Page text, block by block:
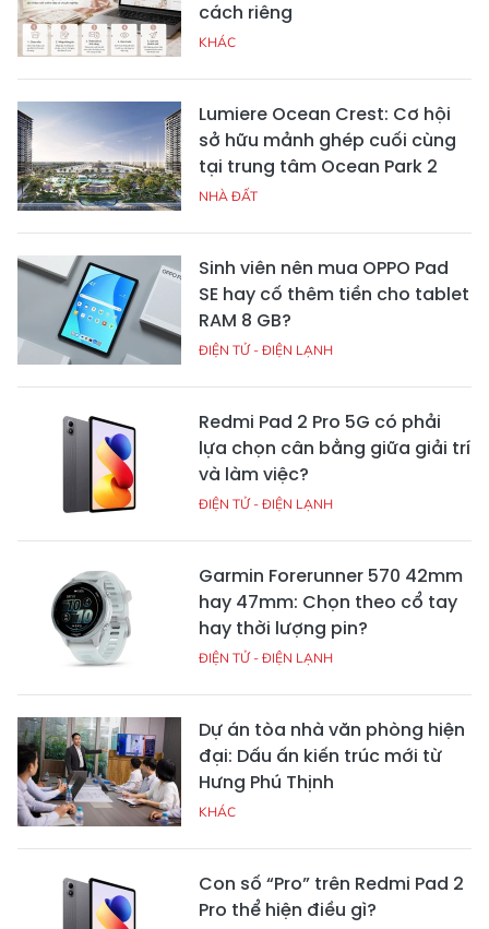
cách riêng
KHÁC
Lumiere Ocean Crest: Cơ hội
sở hữu mảnh ghép cuối cùng
tại trung tâm Ocean Park 2
NHÀ ĐẤT
Sinh viên nên mua OPPO Pad
SE hay cố thêm tiền cho tablet
RAM 8 GB?
ĐIỆN TỬ - ĐIỆN LẠNH
Redmi Pad 2 Pro 5G có phải
lựa chọn cân bằng giữa giải trí
và làm việc?
ĐIỆN TỬ - ĐIỆN LẠNH
Garmin Forerunner 570 42mm
hay 47mm: Chọn theo cổ tay
hay thời lượng pin?
ĐIỆN TỬ - ĐIỆN LẠNH
Dự án tòa nhà văn phòng hiện
đại: Dấu ấn kiến trúc mới từ
Hưng Phú Thịnh
KHÁC
Con số “Pro” trên Redmi Pad 2
Pro thể hiện điều gì?